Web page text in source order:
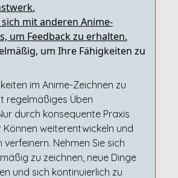
sich mit anderen Anime-
um Feedback zu erhalten.
um Ihre Fähigkeiten zu
im Anime-Zeichnen zu
regelmäßiges Üben
durch konsequente Praxis
Können weiterentwickeln und
verfeinern. Nehmen Sie sich
zu zeichnen, neue Dinge
und sich kontinuierlich zu